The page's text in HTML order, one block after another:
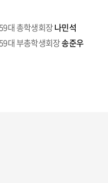
대 총학생회장나민석
대 부총학생회장송준우